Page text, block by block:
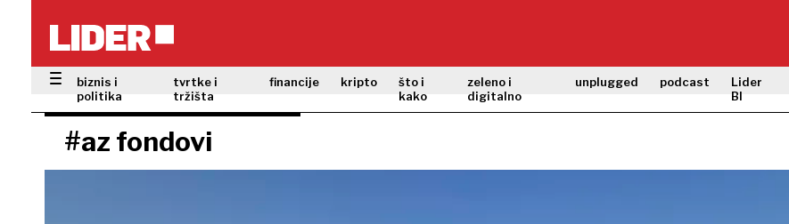
biznis i
politika
tvrtke i
tržišta
financije kripto
što i
kako
zeleno i
digitalno
unplugged podcast
Lider
BI
#az fondovi